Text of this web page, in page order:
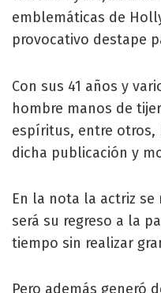
emblemáticas de
provocativo destape
Con sus 41 años y
hombre manos de
espíritus, entre otros,
dicha publicación y
En la nota la actriz
será su regreso a la
tiempo sin realizar
Pero además generó